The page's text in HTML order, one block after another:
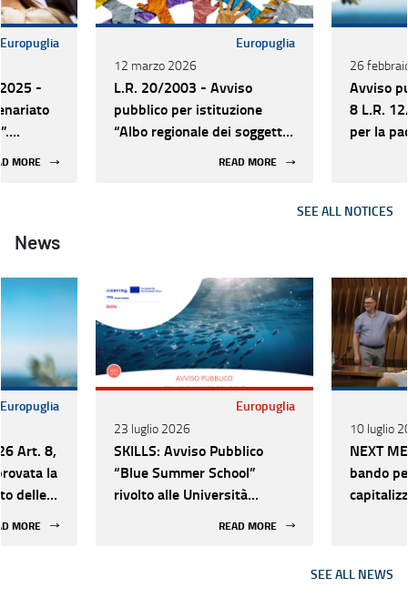
Europuglia
-
MORE
Europuglia
12 marzo 2026
L.R. 20/2003 - Avviso
pubblico per istituzione
“Albo regionale dei soggetti
READ MORE
26
Avviso
8 L.R.
per la
SEE ALL NOTICES
News
Europuglia
Art. 8,
la
delle
MORE
Europuglia
23 luglio 2026
SKILLS: Avviso Pubblico
“Blue Summer School”
rivolto alle Università
READ MORE
10 luglio
NEXT
bando
SEE ALL NEWS